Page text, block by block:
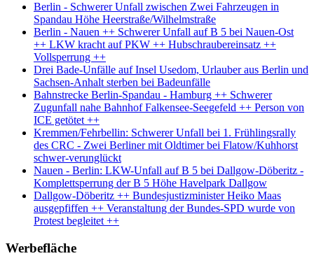
Berlin - Schwerer Unfall zwischen Zwei Fahrzeugen in
Spandau Höhe Heerstraße/Wilhelmstraße
Berlin - Nauen ++ Schwerer Unfall auf B 5 bei Nauen-Ost
++ LKW kracht auf PKW ++ Hubschraubereinsatz ++
Vollsperrung ++
Drei Bade-Unfälle auf Insel Usedom, Urlauber aus Berlin und
Sachsen-Anhalt sterben bei Badeunfälle
Bahnstrecke Berlin-Spandau - Hamburg ++ Schwerer
Zugunfall nahe Bahnhof Falkensee-Seegefeld ++ Person von
ICE getötet ++
Kremmen/Fehrbellin: Schwerer Unfall bei 1. Frühlingsrally
des CRC - Zwei Berliner mit Oldtimer bei Flatow/Kuhhorst
schwer-verunglückt
Nauen - Berlin: LKW-Unfall auf B 5 bei Dallgow-Döberitz -
Komplettsperrung der B 5 Höhe Havelpark Dallgow
Dallgow-Döberitz ++ Bundesjustizminister Heiko Maas
ausgepfiffen ++ Veranstaltung der Bundes-SPD wurde von
Protest begleitet ++
Werbefläche